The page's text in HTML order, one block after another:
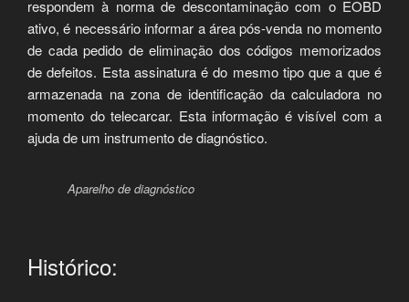
respondem à norma de descontaminação com o EOBD
ativo, é necessário informar a área pós-venda no momento
de cada pedido de eliminação dos códigos memorizados
de defeitos. Esta assinatura é do mesmo tipo que a que é
armazenada na zona de identificação da calculadora no
momento do telecarcar. Esta informação é visível com a
ajuda de um instrumento de diagnóstico.
Aparelho de diagnóstico
Histórico: